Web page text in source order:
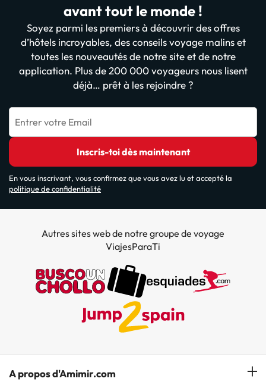
avant tout le monde !
Soyez parmi les premiers à découvrir des offres
d’hôtels incroyables, des conseils voyage malins et
toutes les nouveautés de notre site et de notre
application. Plus de 200 000 voyageurs nous lisent
déjà… prêt à les rejoindre ?
Entrer votre Email
Inscris-toi dès maintenant
En vous inscrivant, vous confirmez que vous avez lu et accepté la
politique de confidentialité
Autres sites web de notre groupe de voyage
ViajesParaTi
A propos d'Amimir.com